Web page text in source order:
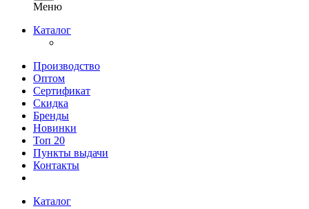
Меню
Каталог
Производство
Оптом
Сертификат
Скидка
Бренды
Новинки
Топ 20
Пункты выдачи
Контакты
Каталог